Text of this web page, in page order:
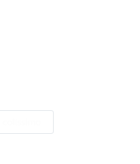
Pay Colissimo